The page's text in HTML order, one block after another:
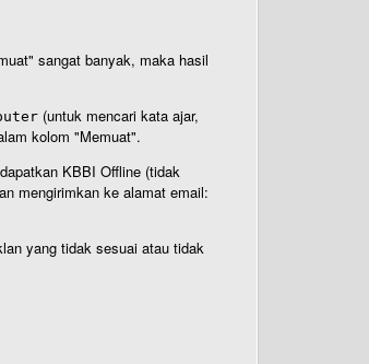
sangat banyak, maka hasil
(untuk mencari kata ajar,
kolom "Memuat".
KBBI Offline (tidak
mengirimkan ke alamat email:
yang tidak sesuai atau tidak